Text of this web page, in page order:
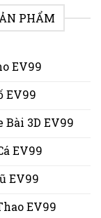
PHẨM
EV99
EV99
Bài 3D EV99
EV99
EV99
EV99